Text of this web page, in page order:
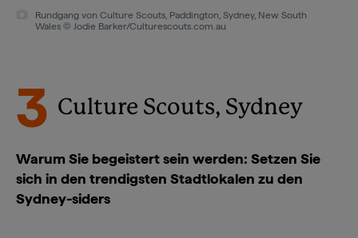
Rundgang von Culture Scouts, Paddington, Sydney, New South
Wales © Jodie Barker/Culturescouts.com.au
3 Culture Scouts, Sydney
Warum Sie begeistert sein werden: Setzen Sie
sich in den trendigsten Stadtlokalen zu den
Sydney-siders